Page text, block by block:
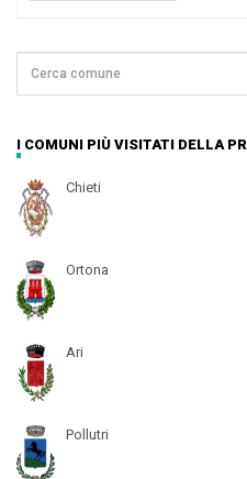
I COMUNI PIÙ VISITATI DELLA
Chieti
Ortona
Ari
Pollutri